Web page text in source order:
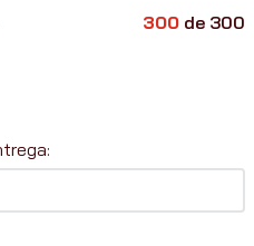
300 de 300